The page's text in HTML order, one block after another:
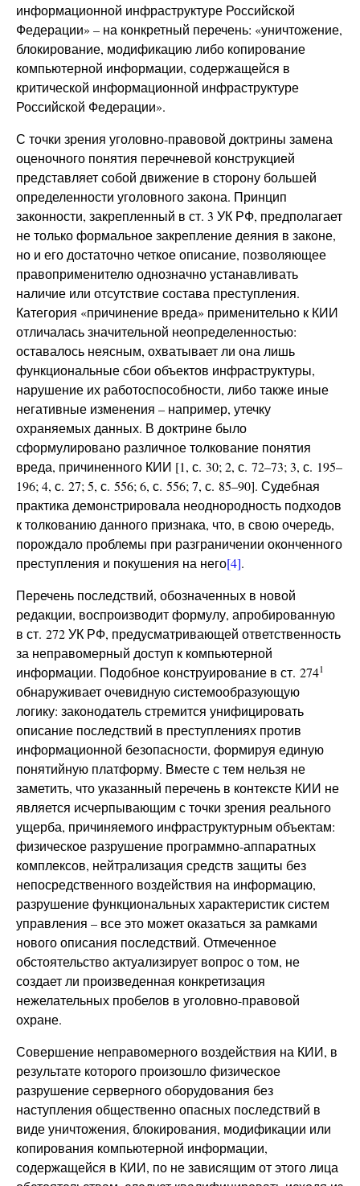
информационной инфраструктуре Российской
Федерации» – на конкретный перечень: «уничтожение,
блокирование, модификацию либо копирование
компьютерной информации, содержащейся в
критической информационной инфраструктуре
Российской Федерации».
С точки зрения уголовно-правовой доктрины замена
оценочного понятия перечневой конструкцией
представляет собой движение в сторону большей
определенности уголовного закона. Принцип
законности, закрепленный в ст. 3 УК РФ, предполагает
не только формальное закрепление деяния в законе,
но и его достаточно четкое описание, позволяющее
правоприменителю однозначно устанавливать
наличие или отсутствие состава преступления.
Категория «причинение вреда» применительно к КИИ
отличалась значительной неопределенностью:
оставалось неясным, охватывает ли она лишь
функциональные сбои объектов инфраструктуры,
нарушение их работоспособности, либо также иные
негативные изменения – например, утечку
охраняемых данных. В доктрине было
сформулировано различное толкование понятия
вреда, причиненного КИИ [1, с. 30; 2, с. 72–73; 3, с. 195–
196; 4, с. 27; 5, с. 556; 6, с. 556; 7, с. 85–90]. Судебная
практика демонстрировала неоднородность подходов
к толкованию данного признака, что, в свою очередь,
порождало проблемы при разграничении оконченного
преступления и покушения на него[4].
Перечень последствий, обозначенных в новой
редакции, воспроизводит формулу, апробированную
в ст. 272 УК РФ, предусматривающей ответственность
за неправомерный доступ к компьютерной
информации. Подобное конструирование в ст. 2741
обнаруживает очевидную системообразующую
логику: законодатель стремится унифицировать
описание последствий в преступлениях против
информационной безопасности, формируя единую
понятийную платформу. Вместе с тем нельзя не
заметить, что указанный перечень в контексте КИИ не
является исчерпывающим с точки зрения реального
ущерба, причиняемого инфраструктурным объектам:
физическое разрушение программно-аппаратных
комплексов, нейтрализация средств защиты без
непосредственного воздействия на информацию,
разрушение функциональных характеристик систем
управления – все это может оказаться за рамками
нового описания последствий. Отмеченное
обстоятельство актуализирует вопрос о том, не
создает ли произведенная конкретизация
нежелательных пробелов в уголовно-правовой
охране.
Совершение неправомерного воздействия на КИИ, в
результате которого произошло физическое
разрушение серверного оборудования без
наступления общественно опасных последствий в
виде уничтожения, блокирования, модификации или
копирования компьютерной информации,
содержащейся в КИИ, по не зависящим от этого лица